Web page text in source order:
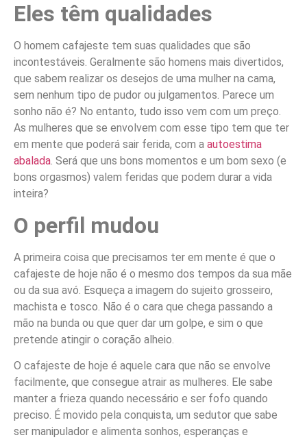
Eles têm qualidades
O homem cafajeste tem suas qualidades que são
incontestáveis. Geralmente são homens mais divertidos,
que sabem realizar os desejos de uma mulher na cama,
sem nenhum tipo de pudor ou julgamentos. Parece um
sonho não é? No entanto, tudo isso vem com um preço.
As mulheres que se envolvem com esse tipo tem que ter
em mente que poderá sair ferida, com a autoestima
abalada. Será que uns bons momentos e um bom sexo (e
bons orgasmos) valem feridas que podem durar a vida
inteira?
O perfil mudou
A primeira coisa que precisamos ter em mente é que o
cafajeste de hoje não é o mesmo dos tempos da sua mãe
ou da sua avó. Esqueça a imagem do sujeito grosseiro,
machista e tosco. Não é o cara que chega passando a
mão na bunda ou que quer dar um golpe, e sim o que
pretende atingir o coração alheio.
O cafajeste de hoje é aquele cara que não se envolve
facilmente, que consegue atrair as mulheres. Ele sabe
manter a frieza quando necessário e ser fofo quando
preciso. É movido pela conquista, um sedutor que sabe
ser manipulador e alimenta sonhos, esperanças e